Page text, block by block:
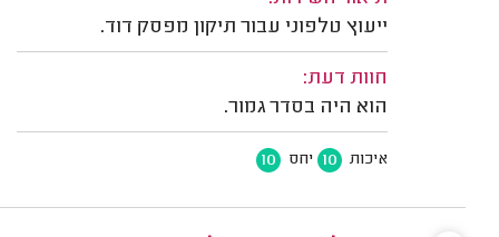
ייעוץ טלפוני עבור תיקון מפסק דוד.
חוות דעת:
הוא היה בסדר גמור.
איכות 10 יחס 10